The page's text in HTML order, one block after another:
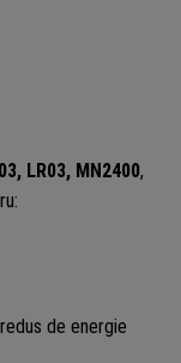
LR03, MN2400,
de energie